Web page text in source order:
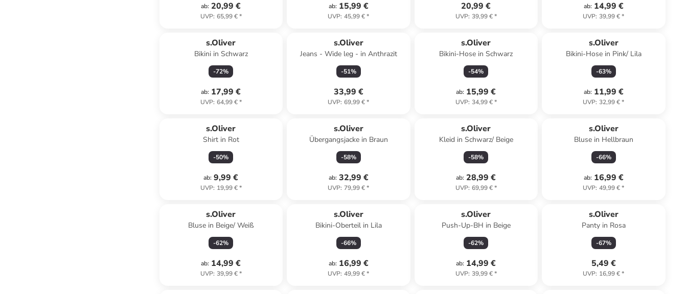
ab: 20,99 €
UVP: 65,99 €*
ab: 15,99 €
UVP: 45,99 €*
20,99 €
UVP: 39,99 €*
ab: 14,99 €
UVP: 39,99 €*
s.Oliver
Bikini in Schwarz
-72%
ab: 17,99 €
UVP: 64,99 €*
s.Oliver
Jeans - Wide leg - in Anthrazit
-51%
33,99 €
UVP: 69,99 €*
s.Oliver
Bikini-Hose in Schwarz
-54%
ab: 15,99 €
UVP: 34,99 €*
s.Oliver
Bikini-Hose in Pink/ Lila
-63%
ab: 11,99 €
UVP: 32,99 €*
s.Oliver
Shirt in Rot
-50%
ab: 9,99 €
UVP: 19,99 €*
s.Oliver
Übergangsjacke in Braun
-58%
ab: 32,99 €
UVP: 79,99 €*
s.Oliver
Kleid in Schwarz/ Beige
-58%
ab: 28,99 €
UVP: 69,99 €*
s.Oliver
Bluse in Hellbraun
-66%
ab: 16,99 €
UVP: 49,99 €*
s.Oliver
Bluse in Beige/ Weiß
-62%
ab: 14,99 €
UVP: 39,99 €*
s.Oliver
Bikini-Oberteil in Lila
-66%
ab: 16,99 €
UVP: 49,99 €*
s.Oliver
Push-Up-BH in Beige
-62%
ab: 14,99 €
UVP: 39,99 €*
s.Oliver
Panty in Rosa
-67%
5,49 €
UVP: 16,99 €*